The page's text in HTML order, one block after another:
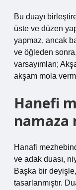
Bu duayı
üste ve düzen
yapmaz, ancak
ve öğleden
varsayımları;
akşam mola
Hanefi
namaza
Hanafi
ve adak duası,
Başka bir
tasarlanmıştır.